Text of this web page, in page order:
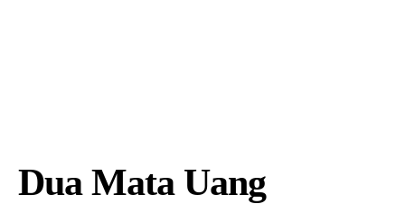
Dua Mata Uang